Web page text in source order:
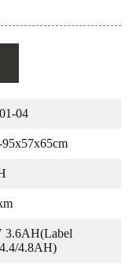
04
95x57x65cm
3.6AH(Label
4.8AH)